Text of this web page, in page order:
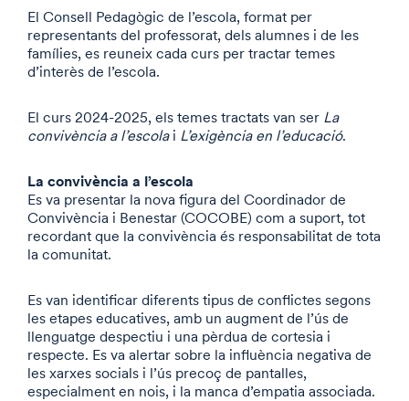
El Consell Pedagògic de l’escola, format per
representants del professorat, dels alumnes i de les
famílies, es reuneix cada curs per tractar temes
d’interès de l’escola.
El curs 2024-2025, els temes tractats van ser La
convivència a l’escola i L’exigència en l’educació.
La convivència a l’escola
Es va presentar la nova figura del Coordinador de
Convivència i Benestar (COCOBE) com a suport, tot
recordant que la convivència és responsabilitat de tota
la comunitat.
Es van identificar diferents tipus de conflictes segons
les etapes educatives, amb un augment de l’ús de
llenguatge despectiu i una pèrdua de cortesia i
respecte. Es va alertar sobre la influència negativa de
les xarxes socials i l’ús precoç de pantalles,
especialment en nois, i la manca d’empatia associada.